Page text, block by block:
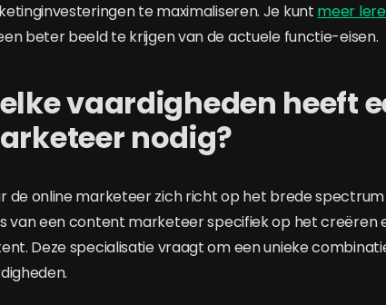
te maximaliseren. Je kunt meer
beter beeld te krijgen van de actuele functie-eisen.
vaardigheden heeft
nodig?
de online marketeer zich richt op het brede
van een content marketeer specifiek op het creëren
Deze specialisatie vraagt om een unieke